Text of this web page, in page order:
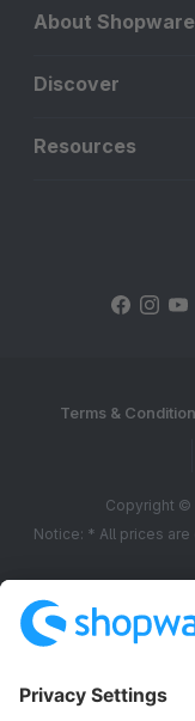
About Shopware
Discover
Resources
Terms &
Copyright ©
Notice: * All prices